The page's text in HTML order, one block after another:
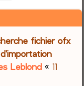
c
h
fichier ofx
Leblond « 11